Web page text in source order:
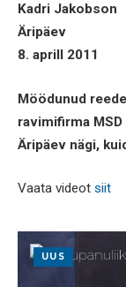
Kadri Jakobson
Äripäev
8. aprill 2011
Möödunud
ravimifirma
Äripäev nägi,
Vaata videot siit
UUS